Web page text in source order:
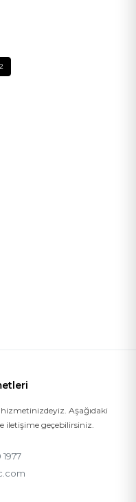
2
Aşağıdaki
iletişime geçebilirsiniz.